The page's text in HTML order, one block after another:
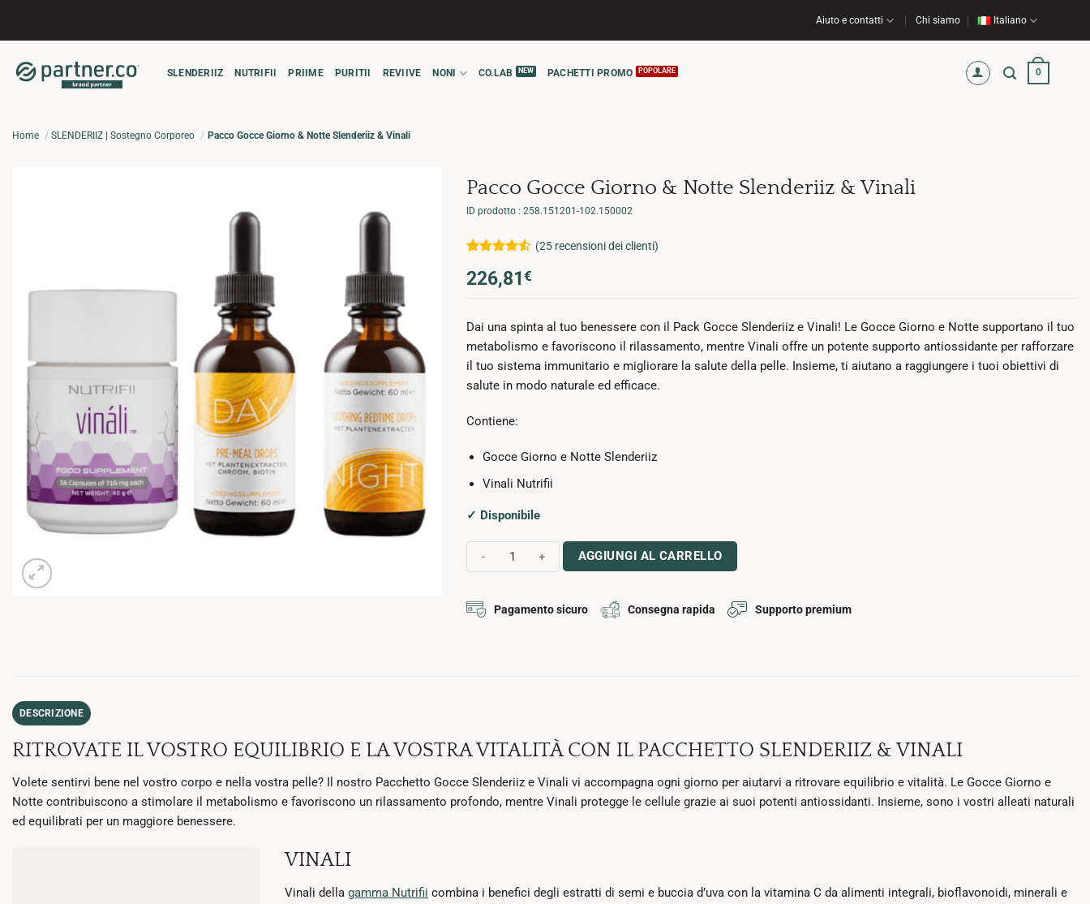
Aiuto e contatti Chi siamo Italiano
SLENDERIIZ NUTRIFII PRIIME PURITII REVIIVE NONI CO.LAB PACHETTI PROMO 0
Home SLENDERIIZ | Sostegno Corporeo Pacco Gocce Giorno & Notte Slenderiiz & Vinali
Pacco Gocce Giorno & Notte Slenderiiz & Vinali
ID prodotto : 258.151201-102.150002
4.52su 5
su base di
(25recensioni dei clienti)
226,81 €
Dai una spinta al tuo benessere con il Pack Gocce Slenderiiz e Vinali! Le Gocce Giorno e Notte supportano il tuo
metabolismo e favoriscono il rilassamento, mentre Vinali offre un potente supporto antiossidante per rafforzare
il tuo sistema immunitario e migliorare la salute della pelle. Insieme, ti aiutano a raggiungere i tuoi obiettivi di
salute in modo naturale ed efficace.
Contiene:
Gocce Giorno e Notte Slenderiiz
Vinali Nutrifii
✓ Disponibile
Pacco Gocce Giorno & Notte Slenderiiz & Vinali quantità
AGGIUNGI AL CARRELLO
Pagamento sicuro Consegna rapida Supporto premium
DESCRIZIONE
RITROVATE IL VOSTRO EQUILIBRIO E LA VOSTRA VITALITÀ CON IL PACCHETTO SLENDERIIZ & VINALI
Volete sentirvi bene nel vostro corpo e nella vostra pelle? Il nostro Pacchetto Gocce Slenderiiz e Vinali vi accompagna ogni giorno per aiutarvi a ritrovare equilibrio e vitalità. Le Gocce Giorno e
Notte contribuiscono a stimolare il metabolismo e favoriscono un rilassamento profondo, mentre Vinali protegge le cellule grazie ai suoi potenti antiossidanti. Insieme, sono i vostri alleati naturali
ed equilibrati per un maggiore benessere.
VINALI
Vinali della gamma Nutrifii combina i benefici degli estratti di semi e buccia d’uva con la vitamina C da alimenti integrali, bioflavonoidi, minerali e